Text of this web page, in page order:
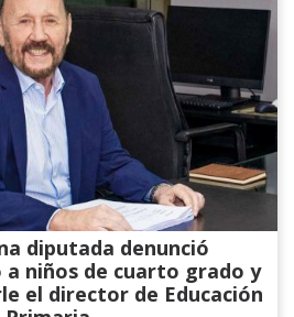
diputada denunció
niños de cuarto grado y
el director de Educación